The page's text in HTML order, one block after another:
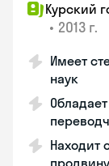
Курский
• 2013 г.
Имеет
наук